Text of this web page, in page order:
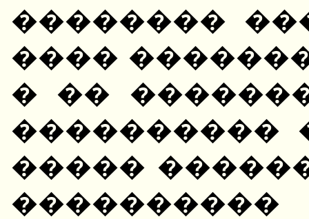
��������
����
� ��
����������
�����